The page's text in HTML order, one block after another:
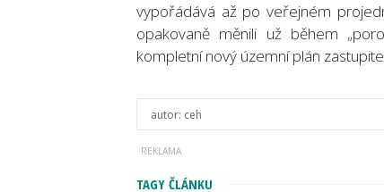
vypořádává až po veřejném
opakovaně měnili už během
kompletní nový územní plán
autor: ceh
TAGY ČLÁNKU